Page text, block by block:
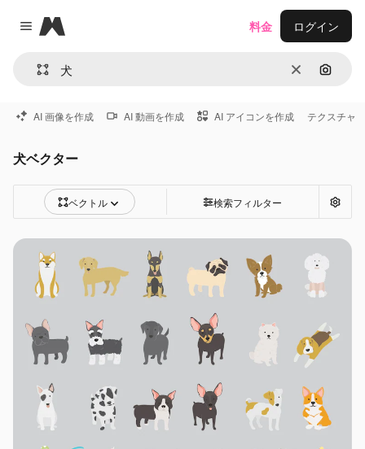
Close menu
Magnific
消去 画像で
料金 ログイン
AI 画像を作成 AI 動画を作成 AI アイコンを作成 テクスチャ
犬ベクター
ベクトル 検索フィルター